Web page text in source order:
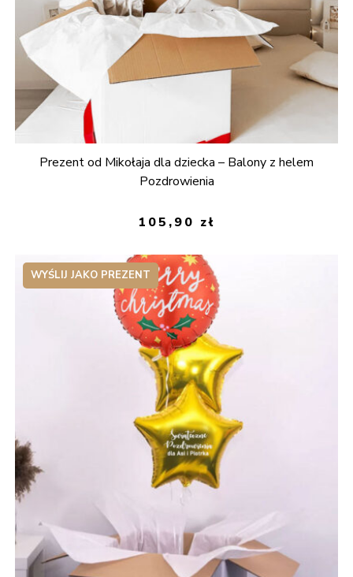
Prezent od Mikołaja dla dziecka – Balony z helem
Pozdrowienia
105,90 zł
WYŚLIJ JAKO PREZENT